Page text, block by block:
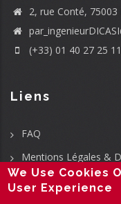
2, rue Conté, 75003
(+33) 01 40 27 25 11
Liens
FAQ
Mentions Légales &
We Use Cookies
User Experience